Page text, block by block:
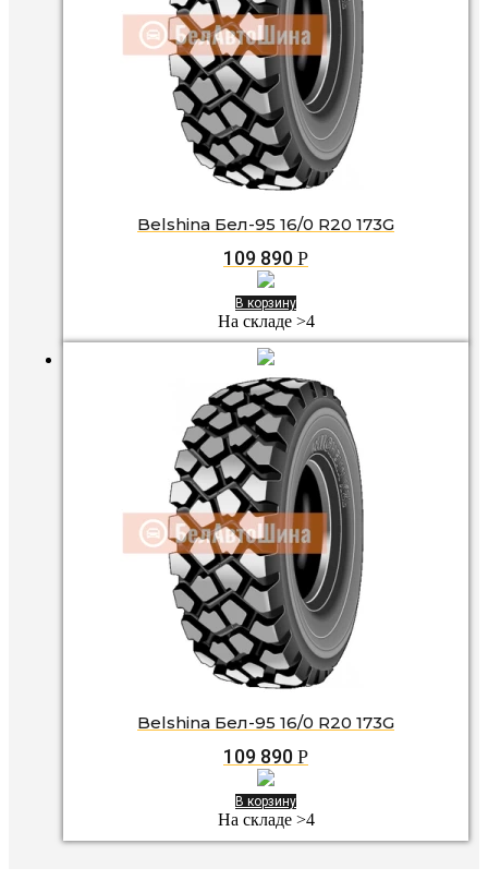
Belshina Бел-95 16/0 R20 173G
109 890 Р
В корзину
На складе >4
Belshina Бел-95 16/0 R20 173G
109 890 Р
В корзину
На складе >4